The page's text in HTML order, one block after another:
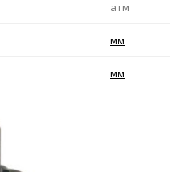
атм
мм
мм